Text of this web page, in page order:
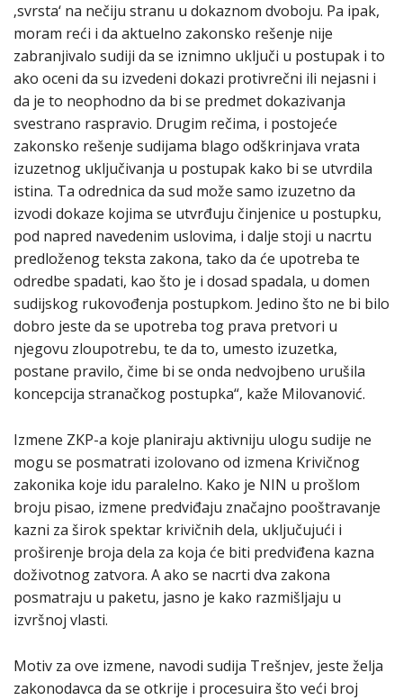
‚svrsta‘ na nečiju stranu u dokaznom dvoboju. Pa ipak,
moram reći i da aktuelno zakonsko rešenje nije
zabranjivalo sudiji da se iznimno uključi u postupak i to
ako oceni da su izvedeni dokazi protivrečni ili nejasni i
da je to neophodno da bi se predmet dokazivanja
svestrano raspravio. Drugim rečima, i postojeće
zakonsko rešenje sudijama blago odškrinjava vrata
izuzetnog uključivanja u postupak kako bi se utvrdila
istina. Ta odrednica da sud može samo izuzetno da
izvodi dokaze kojima se utvrđuju činjenice u postupku,
pod napred navedenim uslovima, i dalje stoji u nacrtu
predloženog teksta zakona, tako da će upotreba te
odredbe spadati, kao što je i dosad spadala, u domen
sudijskog rukovođenja postupkom. Jedino što ne bi bilo
dobro jeste da se upotreba tog prava pretvori u
njegovu zloupotrebu, te da to, umesto izuzetka,
postane pravilo, čime bi se onda nedvojbeno urušila
koncepcija stranačkog postupka“, kaže Milovanović.
Izmene ZKP-a koje planiraju aktivniju ulogu sudije ne
mogu se posmatrati izolovano od izmena Krivičnog
zakonika koje idu paralelno. Kako je NIN u prošlom
broju pisao, izmene predviđaju značajno pooštravanje
kazni za širok spektar krivičnih dela, uključujući i
proširenje broja dela za koja će biti predviđena kazna
doživotnog zatvora. A ako se nacrti dva zakona
posmatraju u paketu, jasno je kako razmišljaju u
izvršnoj vlasti.
Motiv za ove izmene, navodi sudija Trešnjev, jeste želja
zakonodavca da se otkrije i procesuira što veći broj